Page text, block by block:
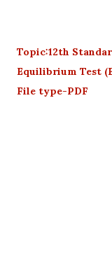
Topic:12th
Equilibrium Test
File type-PDF